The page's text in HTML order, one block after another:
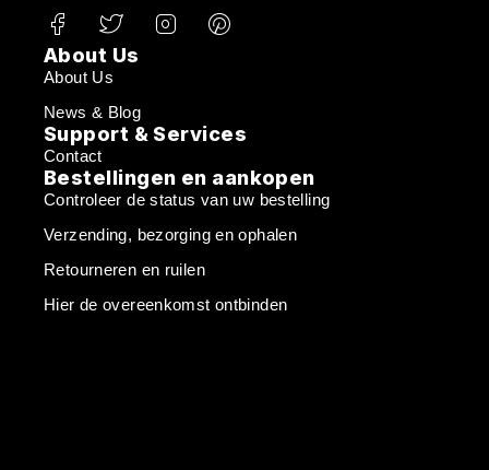
About Us
About Us
News & Blog
Support & Services
Contact
Bestellingen en aankopen
Controleer de status van uw bestelling
Verzending, bezorging en ophalen
Retourneren en ruilen
Hier de overeenkomst ontbinden